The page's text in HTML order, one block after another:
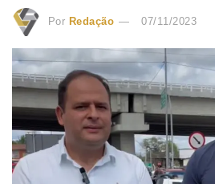
Por Redação 07/11/2023